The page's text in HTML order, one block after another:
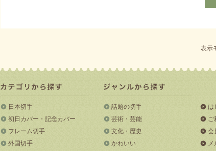
表示
日本切手
初日カバー・記念カバー
フレーム切手
外国切手
話題の切手
芸術・芸能
文化・歴史
かわいい
は
ご
会
メ